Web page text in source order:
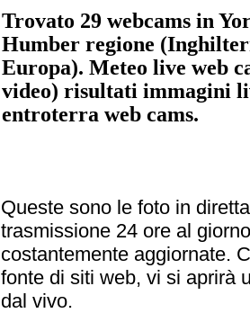
Trovato 29 webcams in
Humber regione
Europa). Meteo live web
video) risultati immagini
entroterra web cams.
Queste sono le foto in
trasmissione 24 ore al
costantemente aggiornate.
fonte di siti web, vi si aprirà
dal vivo.